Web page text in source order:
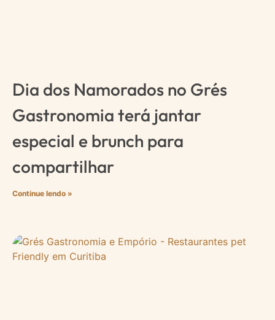
Dia dos Namorados no Grés
Gastronomia terá jantar
especial e brunch para
compartilhar
Continue lendo »